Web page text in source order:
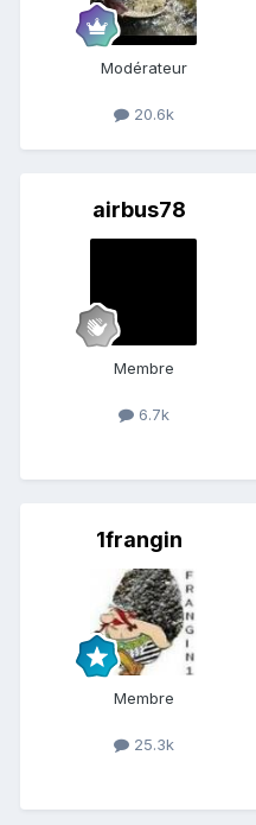
Modérateur
20.6k
airbus78
Membre
6.7k
1frangin
Membre
25.3k